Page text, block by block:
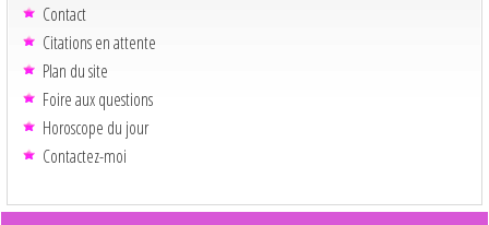
Contact
Citations en attente
Plan du site
Foire aux questions
Horoscope du jour
Contactez-moi